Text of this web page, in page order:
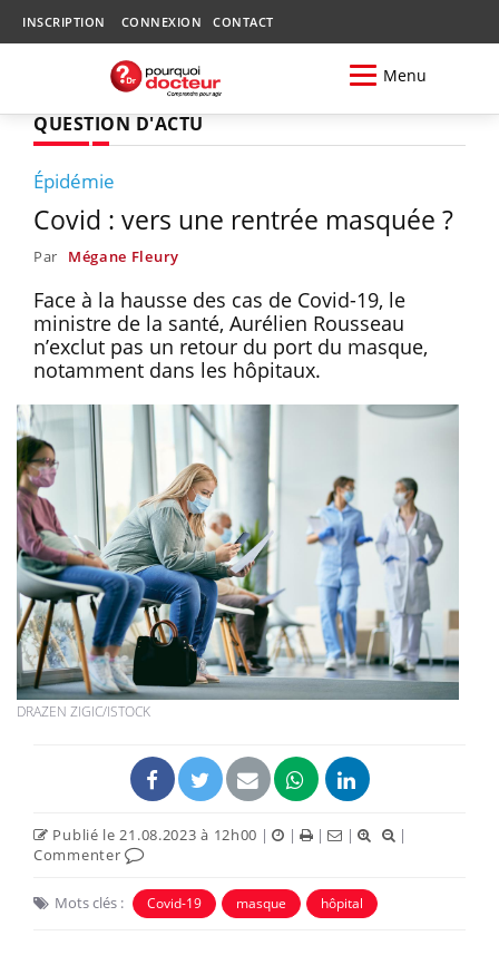
INSCRIPTION CONNEXION CONTACT
Menu
QUESTION D'ACTU
Épidémie
Covid : vers une rentrée masquée ?
Par Mégane Fleury
Face à la hausse des cas de Covid-19, le
ministre de la santé, Aurélien Rousseau
n’exclut pas un retour du port du masque,
notamment dans les hôpitaux.
DRAZEN ZIGIC/ISTOCK
Publié le 21.08.2023 à 12h00 | | | |
|
Commenter
Mots clés : Covid-19 masque hôpital